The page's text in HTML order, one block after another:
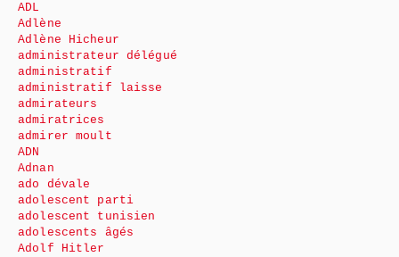
ADL
Adlène
Adlène Hicheur
administrateur délégué
administratif
administratif laisse
admirateurs
admiratrices
admirer moult
ADN
Adnan
ado dévale
adolescent parti
adolescent tunisien
adolescents âgés
Adolf Hitler